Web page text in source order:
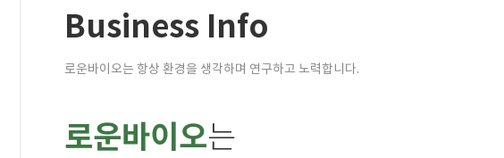
Business Info
로운바이오는 항상 환경을 생각하며 연구하고 노력합니다.
로운바이오는